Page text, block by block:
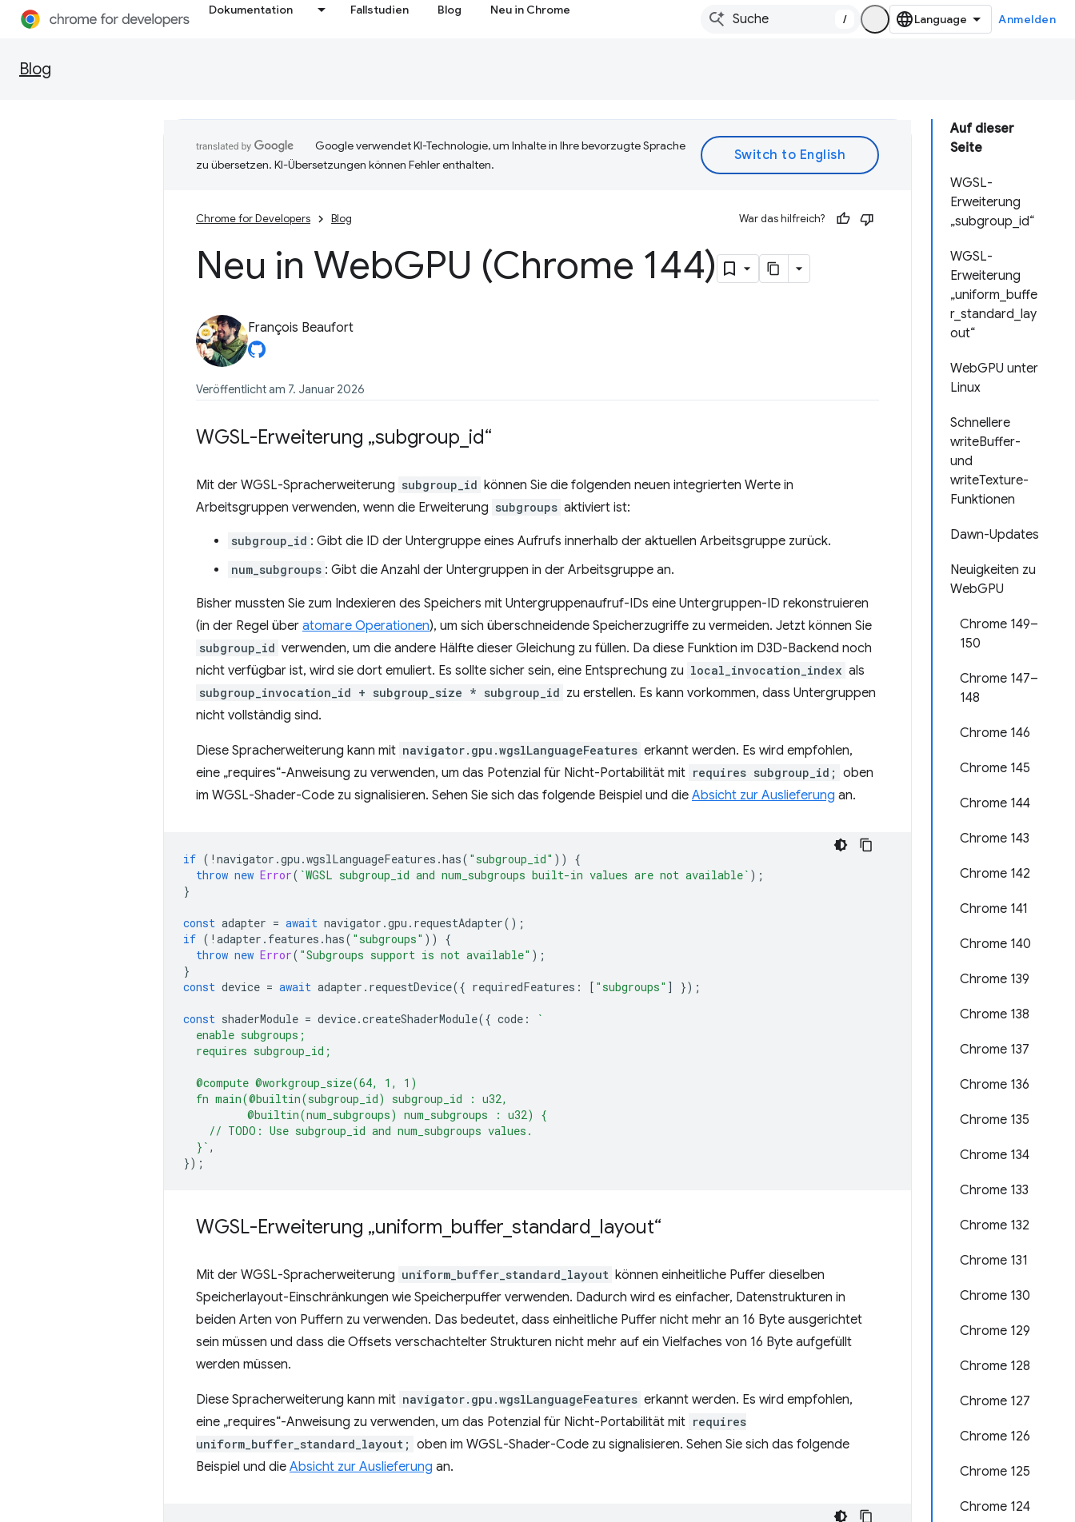
Dokumentation Fallstudien Blog Neu in Chrome
/ Anmelden
Blog
Auf dieser
Seite
WGSL-
Erweiterung
„subgroup_id“
WGSL-
Erweiterung
„uniform_buffe
r_standard_lay
out“
WebGPU unter
Linux
Schnellere
writeBuffer-
und
writeTexture-
Funktionen
Dawn-Updates
Neuigkeiten zu
WebGPU
Chrome 149–
150
Chrome 147–
148
Chrome 146
Chrome 145
Chrome 144
Chrome 143
Chrome 142
Chrome 141
Chrome 140
Chrome 139
Chrome 138
Chrome 137
Chrome 136
Chrome 135
Chrome 134
Chrome 133
Chrome 132
Chrome 131
Chrome 130
Chrome 129
Chrome 128
Chrome 127
Chrome 126
Chrome 125
Chrome 124
Google verwendet KI-Technologie, um Inhalte in Ihre bevorzugte Sprache
zu übersetzen. KI-Übersetzungen können Fehler enthalten.
Chrome for Developers Blog War das hilfreich?
Neu in WebGPU (Chrome 144)
François Beaufort
Veröffentlicht am 7. Januar 2026
WGSL-Erweiterung „subgroup id“
Mit der WGSL-Spracherweiterung subgroup_id können Sie die folgenden neuen integrierten Werte in
Arbeitsgruppen verwenden, wenn die Erweiterung subgroups aktiviert ist:
subgroup_id : Gibt die ID der Untergruppe eines Aufrufs innerhalb der aktuellen Arbeitsgruppe zurück.
num_subgroups : Gibt die Anzahl der Untergruppen in der Arbeitsgruppe an.
Bisher mussten Sie zum Indexieren des Speichers mit Untergruppenaufruf-IDs eine Untergruppen-ID rekonstruieren
(in der Regel über atomare Operationen), um sich überschneidende Speicherzugriffe zu vermeiden. Jetzt können Sie
subgroup_id verwenden, um die andere Hälfte dieser Gleichung zu füllen. Da diese Funktion im D3D-Backend noch
nicht verfügbar ist, wird sie dort emuliert. Es sollte sicher sein, eine Entsprechung zu local_invocation_index als
subgroup_invocation_id + subgroup_size * subgroup_id zu erstellen. Es kann vorkommen, dass Untergruppen
nicht vollständig sind.
Diese Spracherweiterung kann mit navigator.gpu.wgslLanguageFeatures erkannt werden. Es wird empfohlen,
eine „requires“-Anweisung zu verwenden, um das Potenzial für Nicht-Portabilität mit requires subgroup_id; oben
im WGSL-Shader-Code zu signalisieren. Sehen Sie sich das folgende Beispiel und die Absicht zur Auslieferung an.
if ( ! navigator .gpu .wgslLanguageFeatures .has( "subgroup_id" ))
{
throw new Error( `WGSL subgroup_id and num_subgroups built-in values are not available` );
}
const adapter = await navigator .gpu . requestAdapter();
if ( ! adapter . features .has( "subgroups" ))
{
throw new Error( "Subgroups support is not available" );
}
const device = await adapter . requestDevice({ requiredFeatures : [ "subgroups" ] });
const shaderModule = device.createShaderModule({ code :
`
  enable subgroups;
  requires subgroup_id;
  @compute @workgroup_size(64, 1, 1)
  fn main(@builtin(subgroup_id) subgroup_id : u32,
          @builtin(num_subgroups) num_subgroups : u32) {
    // TODO: Use subgroup_id and num_subgroups values.
  }`
,
});
WGSL-Erweiterung „uniform buffer standard layout“
Mit der WGSL-Spracherweiterung uniform_buffer_standard_layout können einheitliche Puffer dieselben
Speicherlayout-Einschränkungen wie Speicherpuffer verwenden. Dadurch wird es einfacher, Datenstrukturen in
beiden Arten von Puffern zu verwenden. Das bedeutet, dass einheitliche Puffer nicht mehr an 16 Byte ausgerichtet
sein müssen und dass die Offsets verschachtelter Strukturen nicht mehr auf ein Vielfaches von 16 Byte aufgefüllt
werden müssen.
Diese Spracherweiterung kann mit navigator.gpu.wgslLanguageFeatures erkannt werden. Es wird empfohlen,
eine „requires“-Anweisung zu verwenden, um das Potenzial für Nicht-Portabilität mit requires
uniform_buffer_standard_layout; oben im WGSL-Shader-Code zu signalisieren. Sehen Sie sich das folgende
Beispiel und die Absicht zur Auslieferung an.